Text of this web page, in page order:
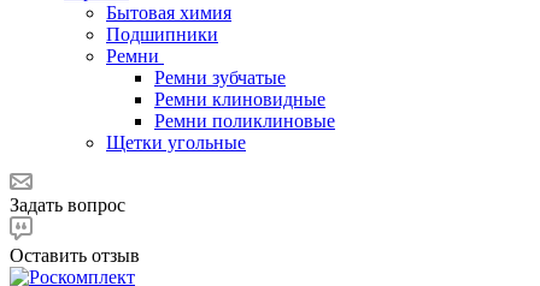
Бытовая химия
Подшипники
Ремни
Ремни зубчатые
Ремни клиновидные
Ремни поликлиновые
Щетки угольные
Задать вопрос
Оставить отзыв